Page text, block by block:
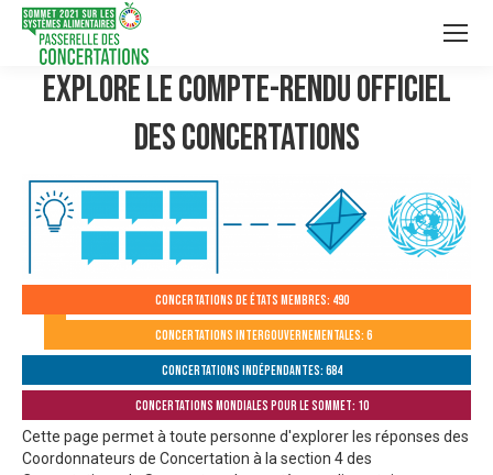
Explore le compte-rendu officiel
des Concertations
Concertations de États membres: 490
Concertations intergouvernementales: 6
Concertations indépendantes: 684
Concertations mondiales pour le Sommet: 10
Cette page permet à toute personne d'explorer les réponses des
Coordonnateurs de Concertation à la section 4 des